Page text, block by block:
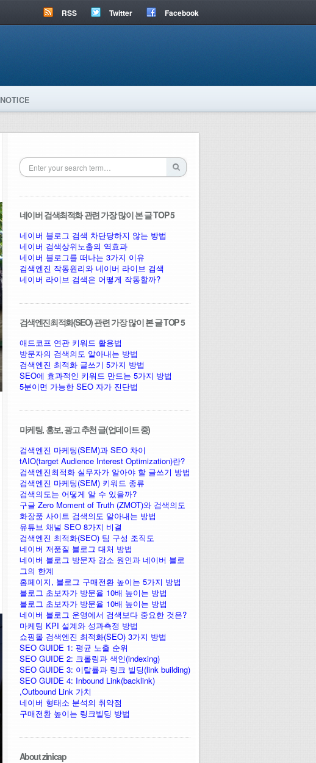
RSS Twitter Facebook
NOTICE
네이버 검색최적화 관련 가장 많이 본 글 TOP 5
네이버 블로그 검색 차단당하지 않는 방법
네이버 검색상위노출의 역효과
네이버 블로그를 떠나는 3가지 이유
검색엔진 작동원리와 네이버 라이브 검색
네이버 라이브 검색은 어떻게 작동할까?
검색엔진최적화(SEO) 관련 가장 많이 본 글 TOP 5
애드코프 연관 키워드 활용법
방문자의 검색의도 알아내는 방법
검색엔진 최적화 글쓰기 5가지 방법
SEO에 효과적인 키워드 만드는 5가지 방법
5분이면 가능한 SEO 자가 진단법
마케팅, 홍보, 광고 추천 글(업데이트 중)
검색엔진 마케팅(SEM)과 SEO 차이
tAIO(target Audience Interest Optimization)란?
검색엔진최적화 실무자가 알아야 할 글쓰기 방법
검색엔진 마케팅(SEM) 키워드 종류
검색의도는 어떻게 알 수 있을까?
구글 Zero Moment of Truth (ZMOT)와 검색의도
화장품 사이트 검색의도 알아내는 방법
유튜브 채널 SEO 8가지 비결
검색엔진 최적화(SEO) 팀 구성 조직도
네이버 저품질 블로그 대처 방법
네이버 블로그 방문자 감소 원인과 네이버 블로
그의 한계
홈페이지, 블로그 구매전환 높이는 5가지 방법
블로그 초보자가 방문율 10배 높이는 방법
블로그 초보자가 방문율 10배 높이는 방법
네이버 블로그 운영에서 검색보다 중요한 것은?
마케팅 KPI 설계와 성과측정 방법
쇼핑몰 검색엔진 최적화(SEO) 3가지 방법
SEO GUIDE 1: 평균 노출 순위
SEO GUIDE 2: 크롤링과 색인(indexing)
SEO GUIDE 3: 이탈률과 링크 빌딩(link building)
SEO GUIDE 4: Inbound Link(backlink)
,Outbound Link 가치
네이버 형태소 분석의 취약점
구매전환 높이는 링크빌딩 방법
About zinicap